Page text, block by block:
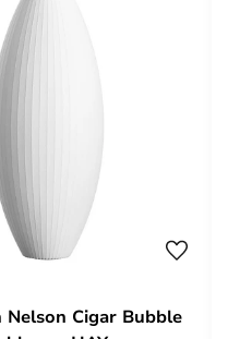
Nelson Cigar Bubble